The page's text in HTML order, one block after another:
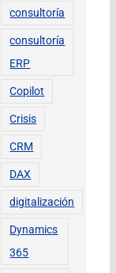
consultoría
consultoría
ERP
Copilot
Crisis
CRM
DAX
digitalización
Dynamics
365